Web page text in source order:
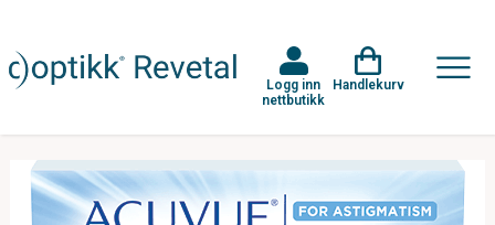
Logg inn
nettbutikk
Handlekurv